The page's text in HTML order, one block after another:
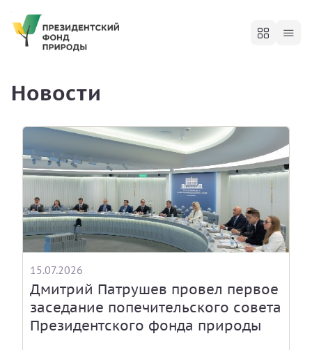
Новости
15.07.2026
Дмитрий Патрушев провел первое
заседание попечительского совета
Президентского фонда природы